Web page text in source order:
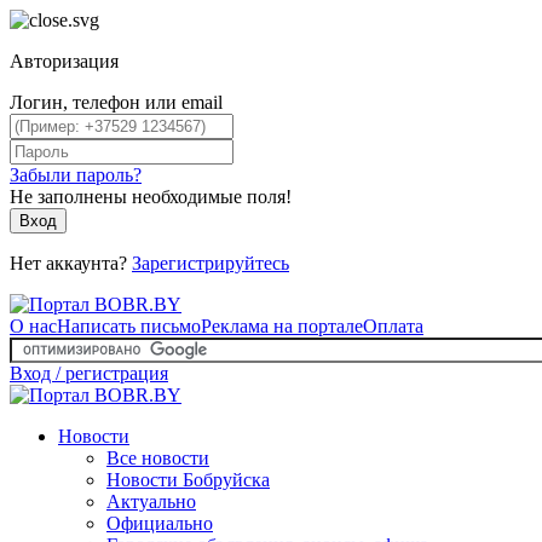
Авторизация
Логин, телефон или email
Забыли пароль?
Не заполнены необходимые поля!
Вход
Нет аккаунта? Зарегистрируйтесь
О насНаписать письмоРеклама на порталеОплата
Вход / регистрация
Новости
Все новости
Новости Бобруйска
Актуально
Официально